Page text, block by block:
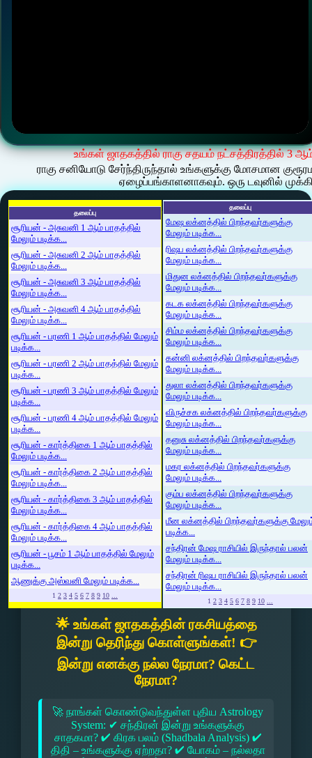
உங்கள் ஜாதகத்தில் ராகு சதயம் நட்சத்திரத்தில் 3
ராகு சனியோடு சேர்ந்திருந்தால் உங்களுக்கு மோசமான
ஏழைப்பங்காளனாகவும். ஒரு டவுனில்
தலைப்பு
சூரியன் - அசுவனி 1 ஆம் பாதத்தில்
மேலும் படிக்க...
சூரியன் - அசுவனி 2 ஆம் பாதத்தில்
மேலும் படிக்க...
சூரியன் - அசுவனி 3 ஆம் பாதத்தில்
மேலும் படிக்க...
சூரியன் - அசுவனி 4 ஆம் பாதத்தில்
மேலும் படிக்க...
சூரியன் - பரணி 1 ஆம் பாதத்தில் மேலும்
படிக்க...
சூரியன் - பரணி 2 ஆம் பாதத்தில் மேலும்
படிக்க...
சூரியன் - பரணி 3 ஆம் பாதத்தில் மேலும்
படிக்க...
சூரியன் - பரணி 4 ஆம் பாதத்தில் மேலும்
படிக்க...
சூரியன் - கார்த்திகை 1 ஆம் பாதத்தில்
மேலும் படிக்க...
சூரியன் - கார்த்திகை 2 ஆம் பாதத்தில்
மேலும் படிக்க...
சூரியன் - கார்த்திகை 3 ஆம் பாதத்தில்
மேலும் படிக்க...
சூரியன் - கார்த்திகை 4 ஆம் பாதத்தில்
மேலும் படிக்க...
சூரியன் - பூசம் 1 ஆம் பாதத்தில் மேலும்
படிக்க...
ஆணுக்கு அஸ்வனி மேலும் படிக்க...
1 2 3 4 5 6 7 8 9 10 ...
தலைப்பு
மேஷ லக்னத்தில் பிறந்தவர்களுக்கு
மேலும் படிக்க...
ரிஷப லக்னத்தில் பிறந்தவர்களுக்கு
மேலும் படிக்க...
மிதுன லக்னத்தில் பிறந்தவர்களுக்கு
மேலும் படிக்க...
கடக லக்னத்தில் பிறந்தவர்களுக்கு
மேலும் படிக்க...
சிம்ம லக்னத்தில் பிறந்தவர்களுக்கு
மேலும் படிக்க...
கன்னி லக்னத்தில் பிறந்தவர்களுக்கு
மேலும் படிக்க...
துலா லக்னத்தில் பிறந்தவர்களுக்கு
மேலும் படிக்க...
விருச்சக லக்னத்தில் பிறந்தவர்களுக்கு
மேலும் படிக்க...
தனுசு லக்னத்தில் பிறந்தவர்களுக்கு
மேலும் படிக்க...
மகர லக்னத்தில் பிறந்தவர்களுக்கு
மேலும் படிக்க...
கும்ப லக்னத்தில் பிறந்தவர்களுக்கு
மேலும் படிக்க...
மீன லக்னத்தில் பிறந்தவர்களுக்கு
படிக்க...
சந்திரன் மேஷ ராசியில் இருந்தால் பலன்
மேலும் படிக்க...
சந்திரன் ரிஷப ராசியில் இருந்தால் பலன்
மேலும் படிக்க...
1 2 3 4 5 6 7 8 9 10 ...
🌟 உங்கள் ஜாதகத்தின் ரகசியத்தை
இன்று தெரிந்து கொள்ளுங்கள்! 👉
இன்று எனக்கு நல்ல நேரமா? கெட்ட
நேரமா?
🚀 நாங்கள் கொண்டுவந்துள்ள புதிய Astrology
System: ✔ சந்திரன் இன்று உங்களுக்கு
சாதகமா? ✔ கிரக பலம் (Shadbala Analysis) ✔
திதி – உங்களுக்கு ஏற்றதா? ✔ யோகம் – நல்லதா